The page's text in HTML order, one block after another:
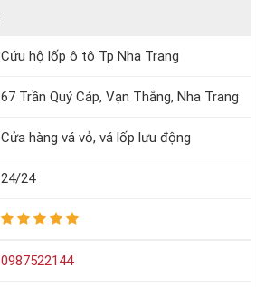
Cứu hộ lốp ô tô Tp Nha Trang
67 Trần Quý Cáp, Vạn Thắng, Nha Trang
Cửa hàng vá vỏ, vá lốp lưu động
24/24
0987522144